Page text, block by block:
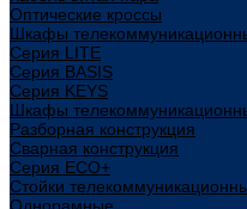
Оптические кроссы
Шкафы
Cерия LITE
Cерия BASIS
Cерия KEYS
Шкафы
Разборная конструкция
Сварная конструкция
Серия ECO+
Стойки